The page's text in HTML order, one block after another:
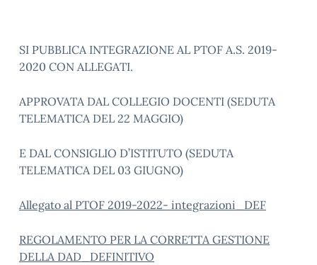
SI PUBBLICA INTEGRAZIONE AL PTOF A.S. 2019-
2020 CON ALLEGATI.
APPROVATA DAL COLLEGIO DOCENTI (SEDUTA
TELEMATICA DEL 22 MAGGIO)
E DAL CONSIGLIO D’ISTITUTO (SEDUTA
TELEMATICA DEL 03 GIUGNO)
Allegato al PTOF 2019-2022- integrazioni_DEF
REGOLAMENTO PER LA CORRETTA GESTIONE
DELLA DAD_DEFINITIVO